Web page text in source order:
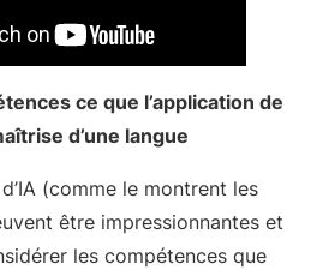
ce que l’application de
d’une langue
(comme le montrent les
être impressionnantes et
les compétences que